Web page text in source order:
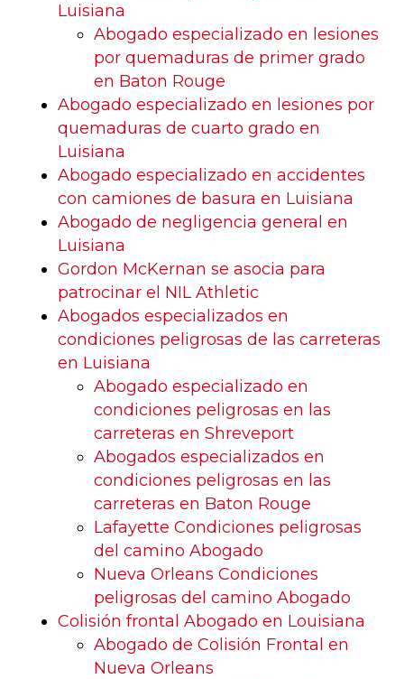
Luisiana
Abogado especializado en lesiones
por quemaduras de primer grado
en Baton Rouge
Abogado especializado en lesiones por
quemaduras de cuarto grado en
Luisiana
Abogado especializado en accidentes
con camiones de basura en Luisiana
Abogado de negligencia general en
Luisiana
Gordon McKernan se asocia para
patrocinar el NIL Athletic
Abogados especializados en
condiciones peligrosas de las carreteras
en Luisiana
Abogado especializado en
condiciones peligrosas en las
carreteras en Shreveport
Abogados especializados en
condiciones peligrosas en las
carreteras en Baton Rouge
Lafayette Condiciones peligrosas
del camino Abogado
Nueva Orleans Condiciones
peligrosas del camino Abogado
Colisión frontal Abogado en Louisiana
Abogado de Colisión Frontal en
Nueva Orleans